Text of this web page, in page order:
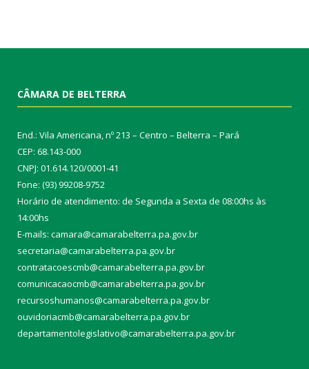
CÂMARA DE BELTERRA
End.: Vila Americana, nº 213 – Centro – Belterra – Pará
CEP: 68.143-000
CNPJ: 01.614.120/0001-41
Fone: (93) 99208-9752
Horário de atendimento: de Segunda a Sexta de 08:00hs às
14:00hs
E-mails: camara@camarabelterra.pa.gov.br
secretaria@camarabelterra.pa.gov.br
contratacoescmb@camarabelterra.pa.gov.br
comunicacaocmb@camarabelterra.pa.gov.br
recursoshumanos@camarabelterra.pa.gov.br
ouvidoriacmb@camarabelterra.pa.gov.br
departamentolegislativo@camarabelterra.pa.gov.br